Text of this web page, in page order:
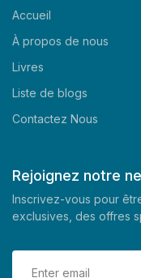
Accueil
À propos de nous
Livres
Liste de blogs
Contactez Nous
Rejoignez notre
Inscrivez-vous pour
exclusives, des offres